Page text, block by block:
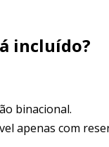
incluído?
binacional.
apenas com